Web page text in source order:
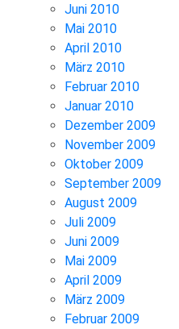
Juni 2010
Mai 2010
April 2010
März 2010
Februar 2010
Januar 2010
Dezember 2009
November 2009
Oktober 2009
September 2009
August 2009
Juli 2009
Juni 2009
Mai 2009
April 2009
März 2009
Februar 2009